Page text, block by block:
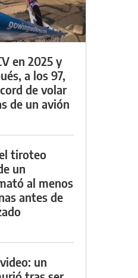
en 2025 y
a los 97,
de volar
de un avión
tiroteo
un
al menos
antes de
un